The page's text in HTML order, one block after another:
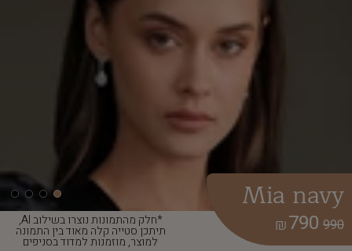
*חלק מהתמונות נוצרו בשילוב AI,
תיתכן סטייה קלה מאוד בין התמונה
למוצר, מוזמנות למדוד בסניפים
Mia navy
990
790
₪